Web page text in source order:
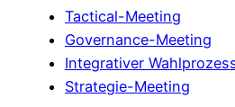
Tactical-Meeting
Governance-Meeting
Integrativer
Strategie-Meeting